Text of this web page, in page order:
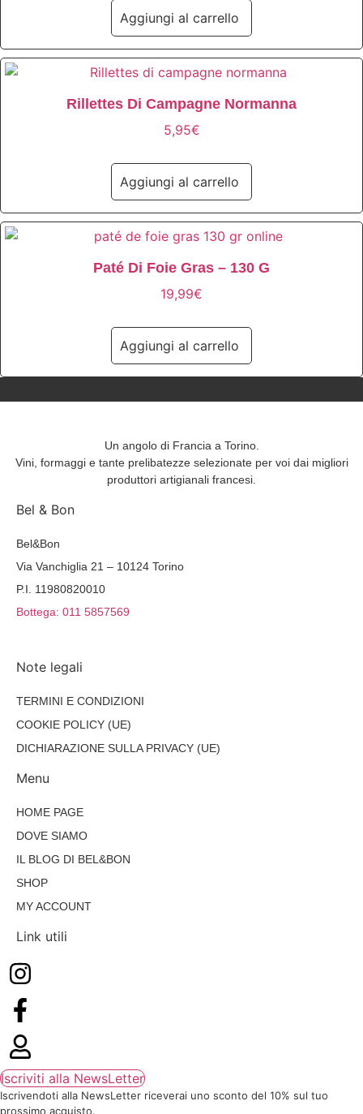
Aggiungi al carrello
Rillettes Di Campagne Normanna
5,95€
Aggiungi al carrello
Paté Di Foie Gras – 130 G
19,99€
Aggiungi al carrello
Un angolo di Francia a Torino.
Vini, formaggi e tante prelibatezze selezionate per voi dai migliori
produttori artigianali francesi.
Bel & Bon
Bel&Bon
Via Vanchiglia 21 – 10124 Torino
P.I. 11980820010
Bottega: 011 5857569
Note legali
TERMINI E CONDIZIONI
COOKIE POLICY (UE)
DICHIARAZIONE SULLA PRIVACY (UE)
Menu
HOME PAGE
DOVE SIAMO
IL BLOG DI BEL&BON
SHOP
MY ACCOUNT
Link utili
Iscriviti alla NewsLetter
Iscrivendoti alla NewsLetter riceverai uno sconto del 10% sul tuo
prossimo acquisto.